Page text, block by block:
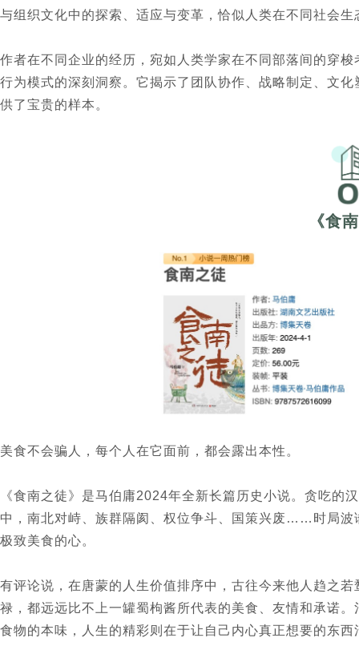
与组织文化中的探索、适应与变革，恰似人类在不同社会
作者在不同企业的经历，宛如人类学家在不同部落间的穿
行为模式的深刻洞察。它揭示了团队协作、战略制定、文
供了宝贵的样本。
《食
美食不会骗人，每个人在它面前，都会露出本性。
《食南之徒》是马伯庸2024年全新长篇历史小说。贪吃的
中，南北对峙、族群隔阂、权位争斗、国策兴废……时局
极致美食的心。
有评论说，在唐蒙的人生价值排序中，古往今来他人趋之
禄，都远远比不上一罐蜀枸酱所代表的美食、友情和承诺。
食物的本味，人生的精彩则在于让自己内心真正想要的东